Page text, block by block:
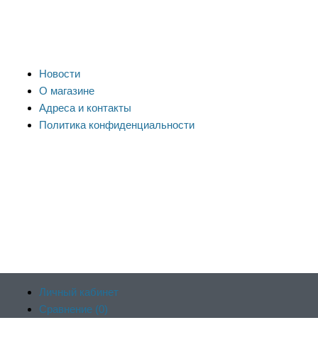
Новости
О магазине
Адреса и контакты
Политика конфиденциальности
Личный кабинет
Сравнение (0)